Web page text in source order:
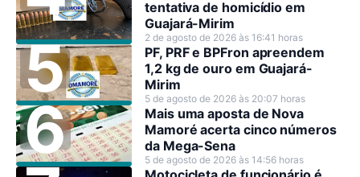
tentativa de homicídio em
Guajará-Mirim
2 de agosto de 2026 às 16:41 horas
PF, PRF e BPFron apreendem
1,2 kg de ouro em Guajará-
Mirim
5 de agosto de 2026 às 20:07 horas
Mais uma aposta de Nova
Mamoré acerta cinco números
da Mega-Sena
5 de agosto de 2026 às 14:56 horas